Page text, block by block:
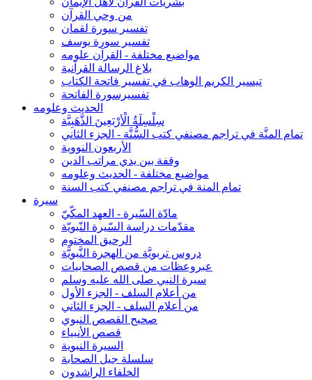
من وحي القرآن
تفسير سورة لقمان
تفسير سورة يوسف
مواضيع مختلفة - القرآن علومه
بلاغ الرسالة القرآنية
تيسير الكريم الوهاب في تفسير فاتحة الكتاب
تفسيرسورة الفاتحة
الحديث وعلومه
سِلْسِلَةُ الْأرْبَعِينَ الذَّهَبِيَّة
تمام المنَّة في تراجم مصنفي كتب السُّنَّة - الجزء الثاني
الأربعون النووية
وقفة بين يدي مراتب الدين
مواضيع مختلفة - الحديث وعلومه
تمام المنة في تراجم مصنفي كتب السنة
سيرة
مادّة السّيرة - العهد المكّيّ
مقدّمات دراسة السّيرة النّبويّة
الرحيق المختوم
دروس تربويَّة من الهجرة النَّبويَّة
عبروعظات من قصص الصحابيات
سيرة النبي صلى الله عليه وسلم
من أعلام السلف - الجزء الأول
من أعلام السلف - الجزء الثاني
صحيح القصص النبوي
قصص الأنبياء
السيرة النبوية
سلسلة جيل الصحابة
الخلفاء الراشدون